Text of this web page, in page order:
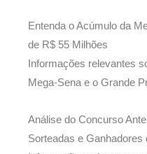
Entenda o Acúmulo da
de R$ 55 Milhões
Informações relevantes
Mega-Sena e o Grande
Análise do Concurso
Sorteadas e Ganhadores